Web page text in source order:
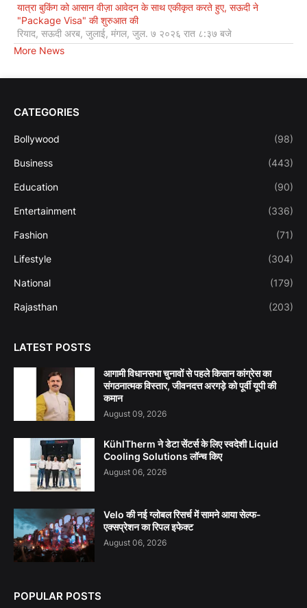
यात्रा बुकिंग को आसान वीज़ा आवेदन के साथ एकीकृत करते हुए, सऊदी ने
"Package Visa" की शुरुआत की
रियाद, सऊदी अरब, जुलाई, मंगल, जुल. ७ २०२६ रात ८:३७ बजे
More News
CATEGORIES
Bollywood (98)
Business (443)
Education (90)
Entertainment (336)
Fashion (71)
Lifestyle (304)
National (179)
Rajasthan (203)
LATEST POSTS
आगामी विधानसभा चुनावों से पहले किसान कांग्रेस का
संगठनात्मक विस्तार, जीवनदत्त अरगड़े को पूर्वी यूपी की
कमान
August 09, 2026
KühlTherm ने डेटा सेंटर्स के लिए स्वदेशी Liquid
Cooling Solutions लॉन्च किए
August 06, 2026
Velo की नई ग्लोबल रिसर्च में सामने आया सेल्फ-
एक्सप्रेशन का रिपल इफेक्ट
August 06, 2026
POPULAR POSTS